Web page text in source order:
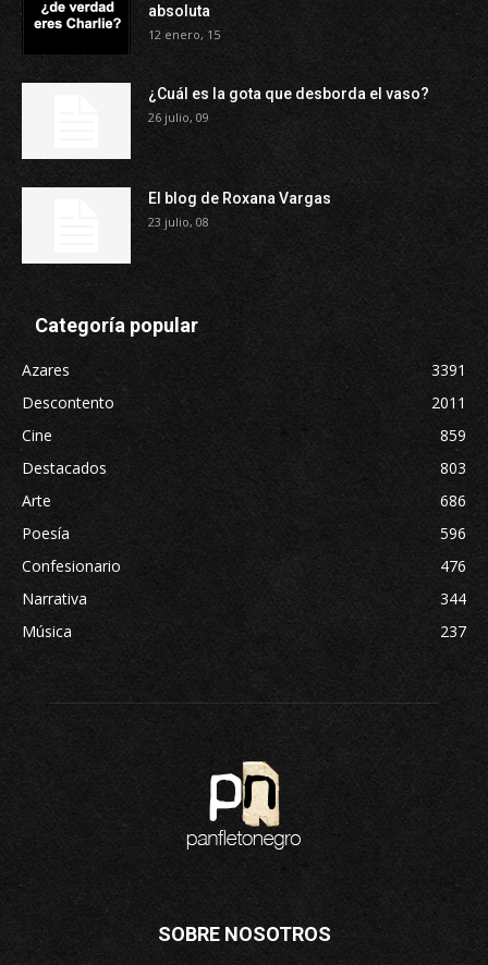
absoluta
12 enero, 15
¿Cuál es la gota que desborda el vaso?
26 julio, 09
El blog de Roxana Vargas
23 julio, 08
Categoría popular
Azares
3391
Descontento
2011
Cine
859
Destacados
803
Arte
686
Poesía
596
Confesionario
476
Narrativa
344
Música
237
SOBRE NOSOTROS